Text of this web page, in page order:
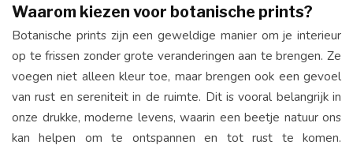
Waarom kiezen voor botanische prints?
Botanische prints zijn een geweldige manier om je interieur
op te frissen zonder grote veranderingen aan te brengen. Ze
voegen niet alleen kleur toe, maar brengen ook een gevoel
van rust en sereniteit in de ruimte. Dit is vooral belangrijk in
onze drukke, moderne levens, waarin een beetje natuur ons
kan helpen om te ontspannen en tot rust te komen.